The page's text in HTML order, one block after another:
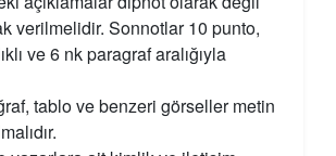
verilmelidir. Sonnotlar 10 punto,
ve 6 nk paragraf aralığıyla
tablo ve benzeri görseller metin